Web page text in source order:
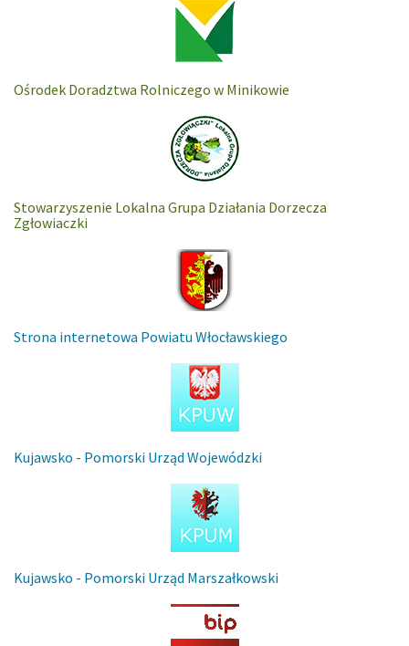
Ośrodek Doradztwa Rolniczego w Minikowie
Stowarzyszenie Lokalna Grupa Działania Dorzecza
Zgłowiaczki
Strona internetowa Powiatu Włocławskiego
Kujawsko - Pomorski Urząd Wojewódzki
Kujawsko - Pomorski Urząd Marszałkowski